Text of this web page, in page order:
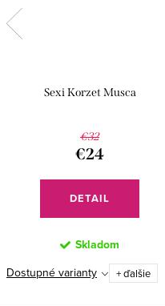
Sexi Korzet Musca
€32
€24
DETAIL
Skladom
Dostupné varianty + ďalšie